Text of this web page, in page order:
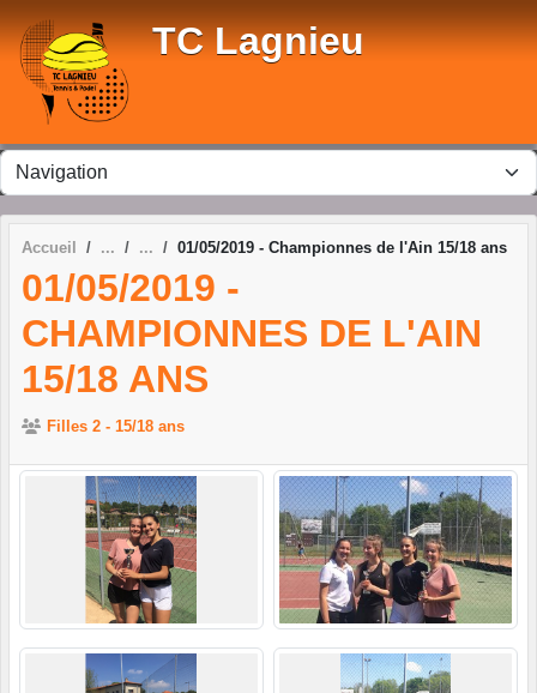
TC Lagnieu
Accueil 01/05/2019 - Championnes de l'Ain 15/18 ans
01/05/2019 -
CHAMPIONNES DE L'AIN
15/18 ANS
Filles 2 - 15/18 ans